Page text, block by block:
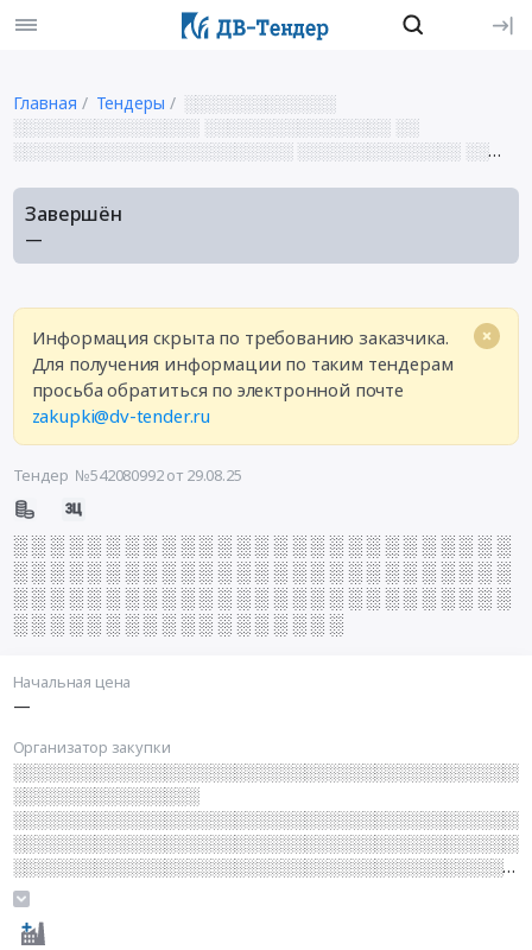
Главная Тендеры
░░░░░░░░░░░░░
░░░░░░░░░░░░░░░░ ░░░░░░░░░░░░░░░░ ░░
░░░░░░░░░░░░░░░░░░░░░░░░ ░░░░░░░░░░░░░░ ░░
Завершён
—
Информация скрыта по требованию заказчика.
Для получения информации по таким тендерам
просьба обратиться по электронной почте
zakupki@dv-tender.ru
Тендер №542080992от 29.08.25
░ ░ ░ ░ ░ ░ ░ ░ ░ ░ ░ ░ ░ ░ ░ ░ ░ ░ ░ ░ ░ ░ ░ ░ ░ ░ ░
░ ░ ░ ░ ░ ░ ░ ░ ░ ░ ░ ░ ░ ░ ░ ░ ░ ░ ░ ░ ░ ░ ░ ░ ░ ░ ░
░ ░ ░ ░ ░ ░ ░ ░ ░ ░ ░ ░ ░ ░ ░ ░ ░ ░ ░ ░ ░ ░ ░ ░ ░ ░ ░
░ ░ ░ ░ ░ ░ ░ ░ ░ ░ ░ ░ ░ ░ ░ ░ ░ ░
Начальная цена
—
Организатор закупки
░░░░░░░░░░░░░░░░
░░░░░░░░